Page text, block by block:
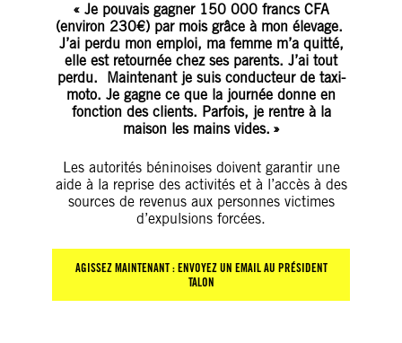
« Je pouvais gagner 150 000 francs CFA
(environ 230€) par mois grâce à mon élevage.
J’ai perdu mon emploi, ma femme m’a quitté,
elle est retournée chez ses parents. J’ai tout
perdu. Maintenant je suis conducteur de taxi-
moto. Je gagne ce que la journée donne en
fonction des clients. Parfois, je rentre à la
maison les mains vides. »
Les autorités béninoises doivent garantir une
aide à la reprise des activités et à l’accès à des
sources de revenus aux personnes victimes
d’expulsions forcées.
AGISSEZ MAINTENANT : ENVOYEZ UN EMAIL AU PRÉSIDENT
TALON